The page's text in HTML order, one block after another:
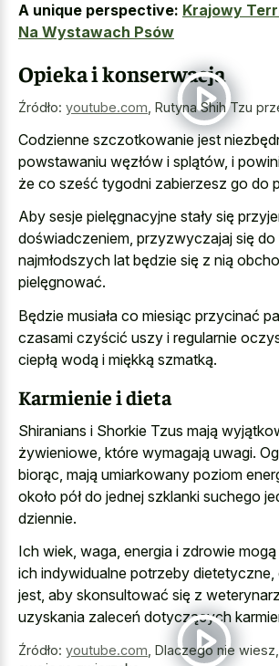
A unique perspective: Krajowy
Na Wystawach Psów
Opieka i konserwacja
Źródło: youtube.com Rutyna Shih Tzu
Codzienne szczotkowanie jest
powstawaniu węzłów i splątów, i
że co sześć tygodni zabierzesz go do
Aby sesje pielęgnacyjne stały się
doświadczeniem, przyzwyczajaj się
najmłodszych lat będzie się z nią
pielęgnować.
Będzie musiała co miesiąc przycinać
czasami czyścić uszy i regularnie
ciepłą wodą i miękką szmatką.
Karmienie i dieta
Shiranians i Shorkie Tzus mają
żywieniowe, które wymagają uwagi.
biorąc, mają umiarkowany poziom
około pół do jednej szklanki suchego
dziennie.
Ich wiek, waga, energia i zdrowie
ich indywidualne potrzeby
jest, aby skonsultować się z
uzyskania zaleceń dotyczących
Źródło: youtube.com Dlaczego nie